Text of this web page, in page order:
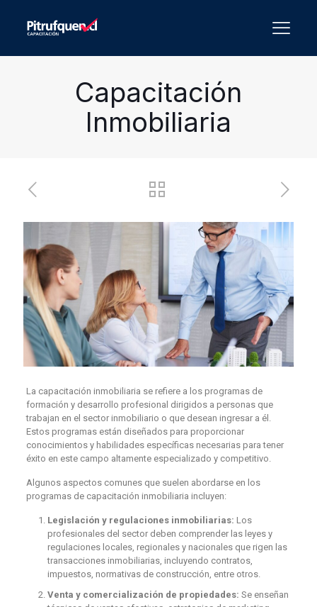
Capacitación
Inmobiliaria
La capacitación inmobiliaria se refiere a los programas de
formación y desarrollo profesional dirigidos a personas que
trabajan en el sector inmobiliario o que desean ingresar a él.
Estos programas están diseñados para proporcionar
conocimientos y habilidades específicas necesarias para tener
éxito en este campo altamente especializado y competitivo.
Algunos aspectos comunes que suelen abordarse en los
programas de capacitación inmobiliaria incluyen:
Legislación y regulaciones inmobiliarias: Los
profesionales del sector deben comprender las leyes y
regulaciones locales, regionales y nacionales que rigen las
transacciones inmobiliarias, incluyendo contratos,
impuestos, normativas de construcción, entre otros.
Venta y comercialización de propiedades: Se enseñan